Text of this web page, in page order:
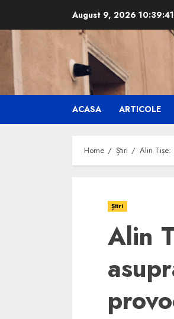
content
August 9, 2026 10:39:42
ACASA ARTICOLE
Home Știri Alin Tișe:
Știri
Alin